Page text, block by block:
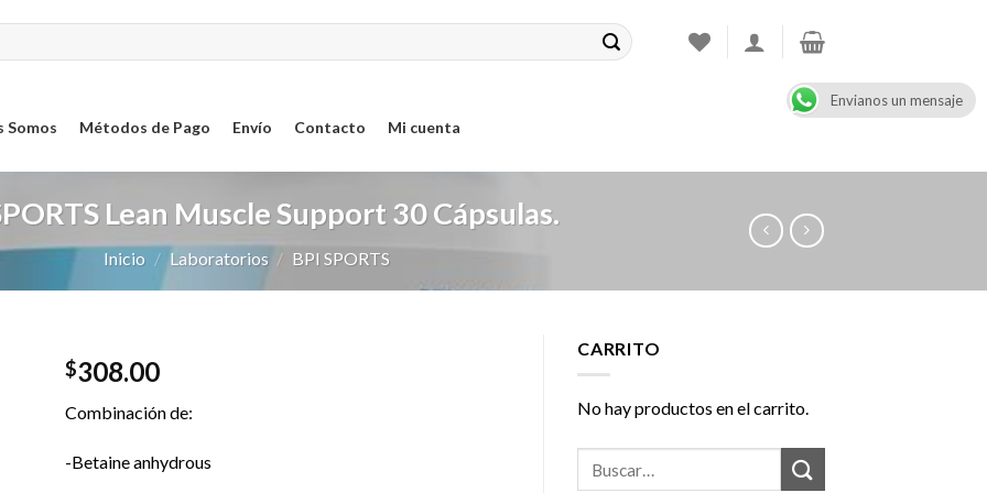
Somos Métodos de Pago Envío Contacto Mi cuenta
Lean Muscle Support 30 Cápsulas.
Inicio / Laboratorios / BPI SPORTS
$308.00
Combinación de:
-Betaine anhydrous
CARRITO
No hay productos en el carrito.
Envianos un mensaje